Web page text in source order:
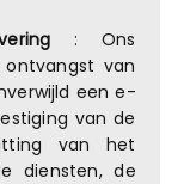
: Ons
van
een e-
van de
van het
diensten, de